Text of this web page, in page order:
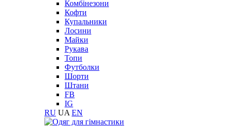
Комбінезони
Кофти
Купальники
Лосини
Майки
Рукава
Топи
Футболки
Шорти
Штани
FB
IG
RU UA EN